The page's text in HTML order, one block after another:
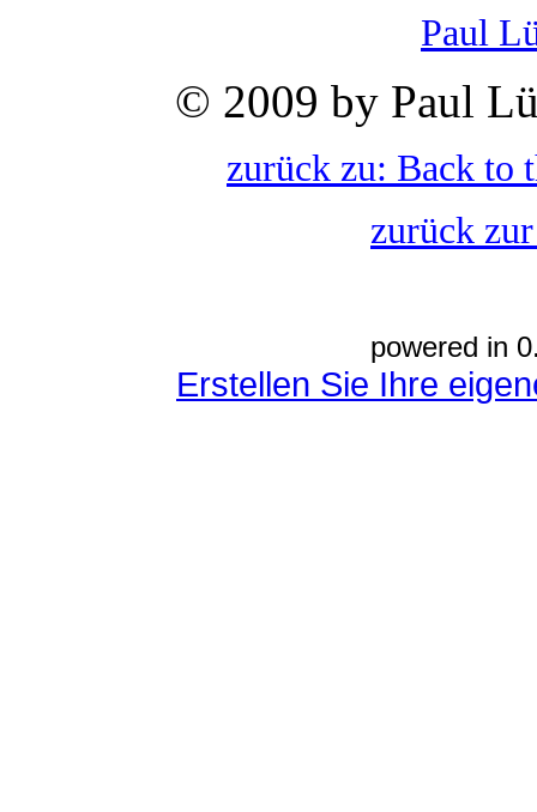
Paul
© 2009 by Paul
zurück zu: Back to
zurück
powered in
Erstellen Sie Ihre